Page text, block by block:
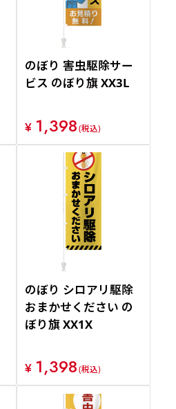
のぼり 害虫駆除サー
ビス のぼり旗 XX3L
¥ 1,398(税込)
のぼり シロアリ駆除
おまかせください の
ぼり旗 XX1X
¥ 1,398(税込)